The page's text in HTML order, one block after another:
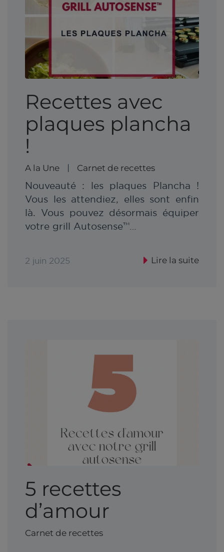
Recettes avec
plaques plancha
!
A la Une
Carnet de recettes
Nouveauté : les plaques Plancha !
Vous les attendiez, elles sont enfin
là. Vous pouvez désormais équiper
votre grill Autosense™…
2 juin 2025 Lire la suite
5 recettes
d’amour
Carnet de recettes